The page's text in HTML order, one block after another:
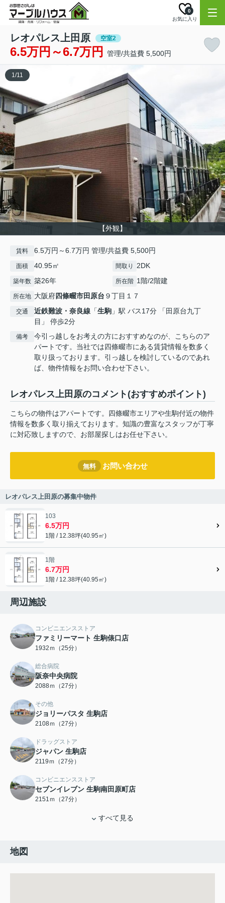
お気に入り
0
レオパレス上田原 空室2
6.5万円～6.7万円 管理/共益費 5,500円
【外観】
1/11
賃料 6.5万円～6.7万円 管理/共益費 5,500円
面積 40.95㎡ 間取り 2DK
築年数 築26年 所在階 1階/2階建
所在地 大阪府四條畷市田原台 ９丁目１７
交通 近鉄難波・奈良線 「生駒 」駅 バス17分 「田原台九丁
目」 停歩2分
備考
今引っ越しをお考えの方におすすめなのが、こちらのア
パートです。当社では四條畷市にある賃貸情報を数多く
取り扱っております。引っ越しを検討しているのであれ
ば、物件情報をお問い合わせ下さい。
レオパレス上田原のコメント(おすすめポイント)
こちらの物件はアパートです。四條畷市エリアや生駒付近の物件
情報を数多く取り揃えております。知識の豊富なスタッフが丁寧
に対応致しますので、お部屋探しはお任せ下さい。
無料 お問い合わせ
レオパレス上田原の募集中物件
103
6.5万円
1階 / 12.38坪(40.95㎡)
1階
6.7万円
1階 / 12.38坪(40.95㎡)
周辺施設
コンビニエンスストア
ファミリーマート 生駒俵口店
1932ｍ（25分）
総合病院
阪奈中央病院
2088ｍ（27分）
その他
ジョリーパスタ 生駒店
2108ｍ（27分）
ドラッグストア
ジャパン 生駒店
2119ｍ（27分）
コンビニエンスストア
セブンイレブン 生駒南田原町店
2151ｍ（27分）
すべて見る
地図